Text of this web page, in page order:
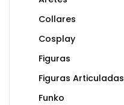
Collares
Cosplay
Figuras
Figuras Articuladas
Funko